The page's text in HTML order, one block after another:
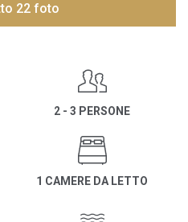
22 foto
2 - 3 PERSONE
1 CAMERE DA LETTO